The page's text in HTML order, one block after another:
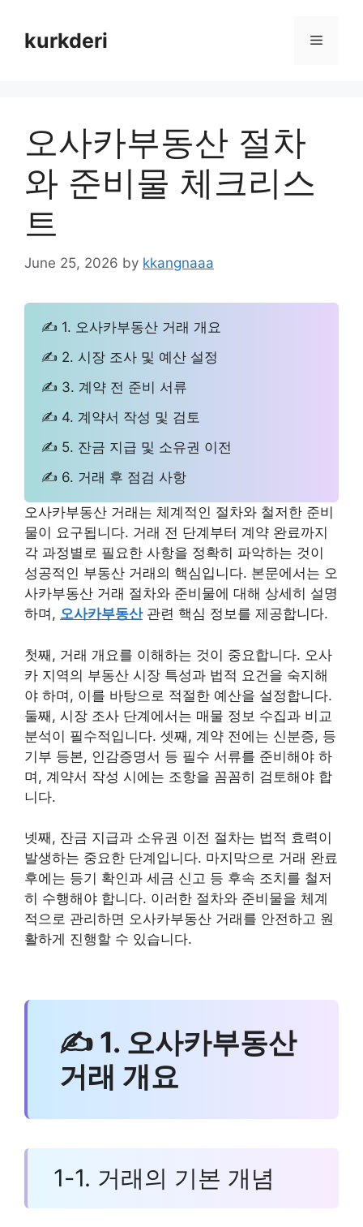
contentkurkderi Menu
오사카부동산 절차
와 준비물 체크리스
트
June 25, 2026 by kkangnaaa
✍ 1. 오사카부동산 거래 개요
✍ 2. 시장 조사 및 예산 설정
✍ 3. 계약 전 준비 서류
✍ 4. 계약서 작성 및 검토
✍ 5. 잔금 지급 및 소유권 이전
✍ 6. 거래 후 점검 사항
오사카부동산 거래는 체계적인 절차와 철저한 준비
물이 요구됩니다. 거래 전 단계부터 계약 완료까지
각 과정별로 필요한 사항을 정확히 파악하는 것이
성공적인 부동산 거래의 핵심입니다. 본문에서는 오
사카부동산 거래 절차와 준비물에 대해 상세히 설명
하며, 오사카부동산관련 핵심 정보를 제공합니다.
첫째, 거래 개요를 이해하는 것이 중요합니다. 오사
카 지역의 부동산 시장 특성과 법적 요건을 숙지해
야 하며, 이를 바탕으로 적절한 예산을 설정합니다.
둘째, 시장 조사 단계에서는 매물 정보 수집과 비교
분석이 필수적입니다. 셋째, 계약 전에는 신분증, 등
기부 등본, 인감증명서 등 필수 서류를 준비해야 하
며, 계약서 작성 시에는 조항을 꼼꼼히 검토해야 합
니다.
넷째, 잔금 지급과 소유권 이전 절차는 법적 효력이
발생하는 중요한 단계입니다. 마지막으로 거래 완료
후에는 등기 확인과 세금 신고 등 후속 조치를 철저
히 수행해야 합니다. 이러한 절차와 준비물을 체계
적으로 관리하면 오사카부동산 거래를 안전하고 원
활하게 진행할 수 있습니다.
✍ 1. 오사카부동산
거래 개요
1-1. 거래의 기본 개념